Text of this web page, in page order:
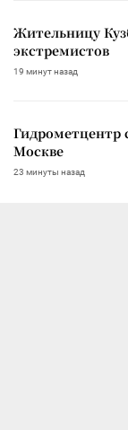
Жительницу
экстремистов
19 минут назад
Гидрометцентр
Москве
23 минуты назад